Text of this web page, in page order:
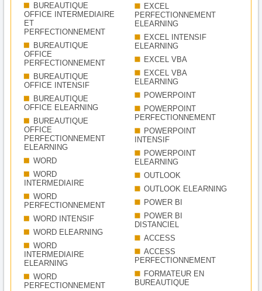
BUREAUTIQUE
OFFICE INTERMEDIAIRE
ET
PERFECTIONNEMENT
BUREAUTIQUE
OFFICE
PERFECTIONNEMENT
BUREAUTIQUE
OFFICE INTENSIF
BUREAUTIQUE
OFFICE ELEARNING
BUREAUTIQUE
OFFICE
PERFECTIONNEMENT
ELEARNING
WORD
WORD
INTERMEDIAIRE
WORD
PERFECTIONNEMENT
WORD INTENSIF
WORD ELEARNING
WORD
INTERMEDIAIRE
ELEARNING
WORD
PERFECTIONNEMENT
EXCEL
PERFECTIONNEMENT
ELEARNING
EXCEL INTENSIF
ELEARNING
EXCEL VBA
EXCEL VBA
ELEARNING
POWERPOINT
POWERPOINT
PERFECTIONNEMENT
POWERPOINT
INTENSIF
POWERPOINT
ELEARNING
OUTLOOK
OUTLOOK ELEARNING
POWER BI
POWER BI
DISTANCIEL
ACCESS
ACCESS
PERFECTIONNEMENT
FORMATEUR EN
BUREAUTIQUE